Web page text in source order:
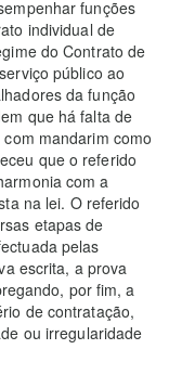
funções
individual de
do Contrato de
público ao
da função
que há falta de
mandarim como
que o referido
com a
na lei. O referido
etapas de
pelas
escrita, a prova
por fim, a
de contratação,
ou irregularidade